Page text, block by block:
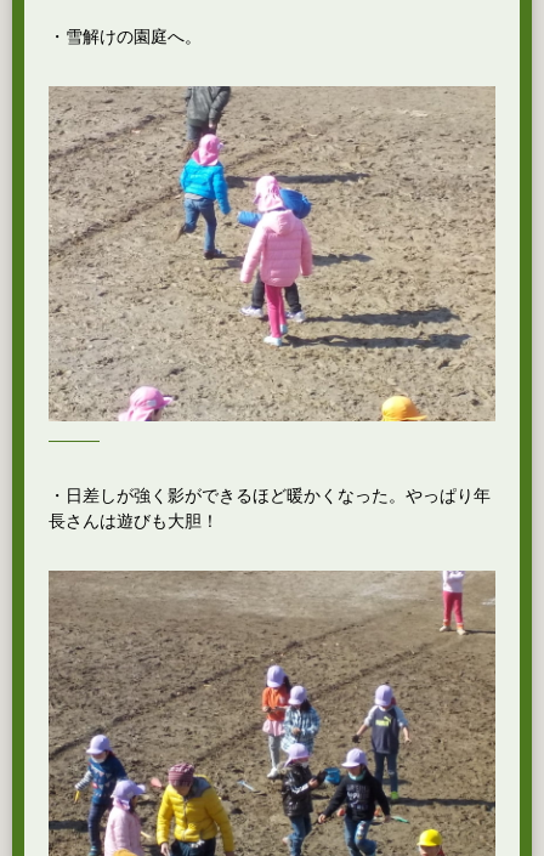
・雪解けの園庭へ。
・日差しが強く影ができるほど暖かくなった。やっぱり年
長さんは遊びも大胆！